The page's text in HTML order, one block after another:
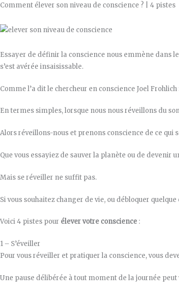
Comment élever son niveau de conscience ? | 4 pistes
Essayer de définir la conscience nous emmène dans
s’est avérée insaisissable.
Comme l’a dit le chercheur en conscience Joel
En termes simples, lorsque nous nous réveillons du
Alors réveillons-nous et prenons conscience de ce
Que vous essayiez de sauver la planète ou de devenir
Mais se réveiller ne suffit pas.
Si vous souhaitez changer de vie, ou débloquer
Voici 4 pistes pour élever votre conscience :
1 – S’éveiller
Pour vous réveiller et pratiquer la conscience, vous
Une pause délibérée à tout moment de la journée